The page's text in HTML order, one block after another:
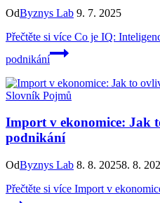
OdByznys Lab 9. 7. 2025
Přečtěte si více Co je IQ:
podnikání
Slovník Pojmů
Import v ekonomice: Jak
podnikání
OdByznys Lab 8. 8. 20258. 8.
Přečtěte si více Import v